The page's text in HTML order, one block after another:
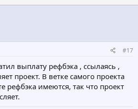
#17
выплату рефбэка , ссылаясь ,
проект. В ветке самого проекта
рефбэка имеются, так что проект